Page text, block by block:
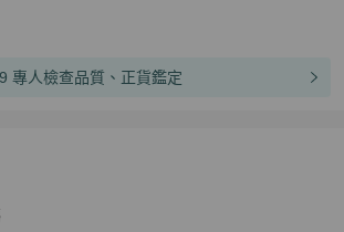
專人檢查品質、正貨鑑定
點線式樣MOTIF真皮長夾